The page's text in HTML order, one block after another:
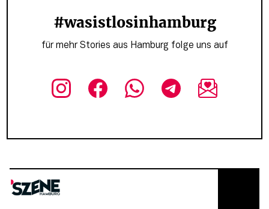
#wasistlosinhamburg
für mehr Stories aus Hamburg folge uns auf